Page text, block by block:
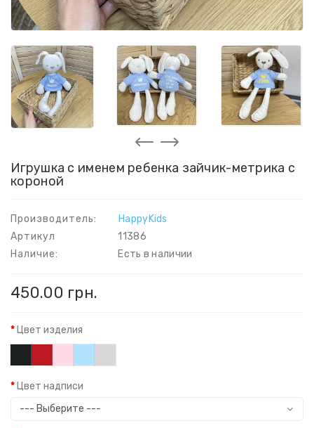
Игрушка с именем ребенка зайчик-метрика с
короной
Производитель:
HappyKids
Артикул
11386
Наличие:
Есть в наличии
450.00 грн.
Цвет изделия
Цвет надписи